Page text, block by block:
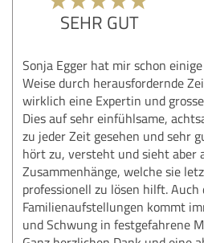
SEHR GUT
Sonja Egger hat mir schon
Weise durch herausfordernde
wirklich eine Expertin und
Dies auf sehr einfühlsame,
zu jeder Zeit gesehen und sehr
hört zu, versteht und sieht aber
Zusammenhänge, welche sie
professionell zu lösen hilft.
Familienaufstellungen kommt
und Schwung in festgefahrene